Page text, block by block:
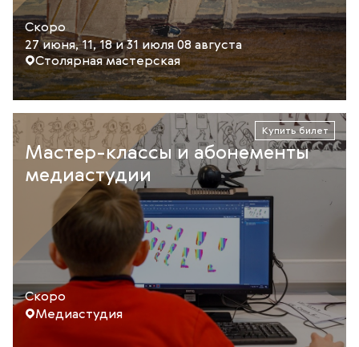
Скоро
27 июня, 11, 18 и 31 июля 08 августа
Столярная мастерская
Купить билет
Мастер-классы и абонементы
медиастудии
Скоро
Медиастудия